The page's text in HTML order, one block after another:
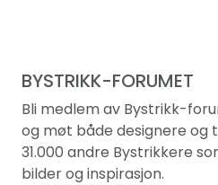
BYSTRIKK-FORUMET
Bli medlem av Bystrikk-
og møt både designere og
31.000 andre Bystrikkere
bilder og inspirasjon.